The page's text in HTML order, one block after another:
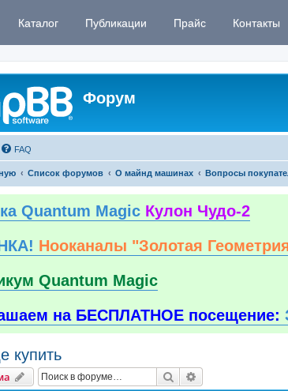
Каталог Публикации Прайс Контакты
Форум
FAQ
Список форумов О майнд машинах Вопросы
Quantum Magic Кулон Чудо-2
Нооканалы "Золотая
Quantum Magic
на БЕСПЛАТНОЕ посещение:
купить
Поиск